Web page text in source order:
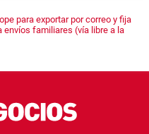
para exportar por correo y fija
envíos familiares (vía libre a la